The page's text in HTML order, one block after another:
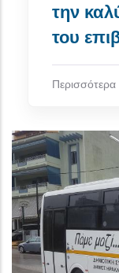
την
του
Περισσότερα